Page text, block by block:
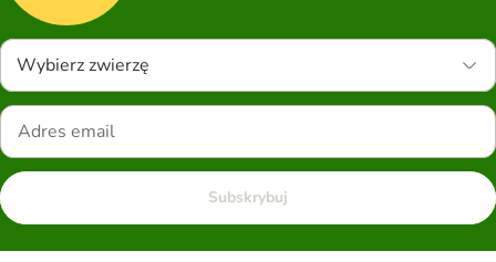
Wybierz zwierzę
Subskrybuj